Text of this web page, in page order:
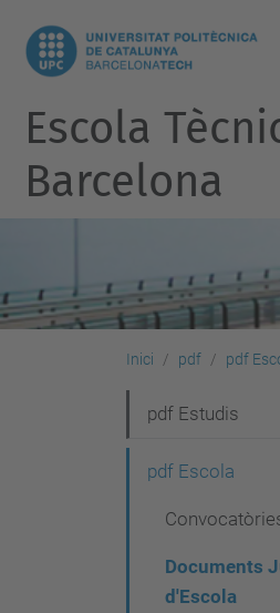
Escola
Barcelona
Inici pdf pdf
a
pdf Estudis
pdf Escola
Documents
d'Escola